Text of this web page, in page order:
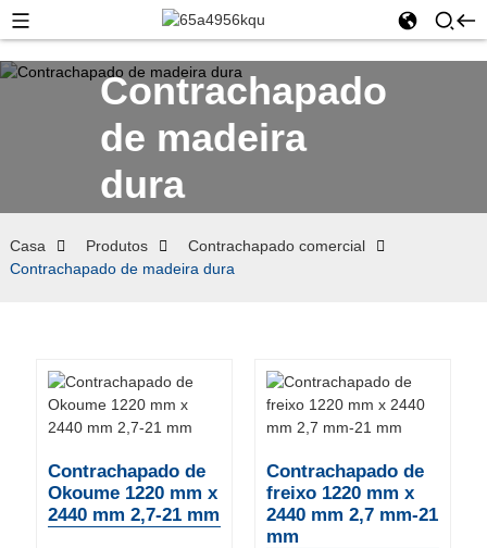
Contrachapado
de madeira
dura
Casa Produtos
Contrachapado comercial
Contrachapado de madeira dura
Contrachapado de
Okoume 1220 mm x
2440 mm 2,7-21 mm
Contrachapado de
freixo 1220 mm x
2440 mm 2,7 mm-21
mm